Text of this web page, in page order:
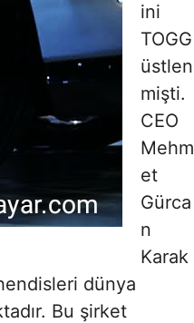
ini
TOGG
üstlen
mişti.
CEO
Mehm
et
Gürca
n
Karak
dünya
Bu şirket